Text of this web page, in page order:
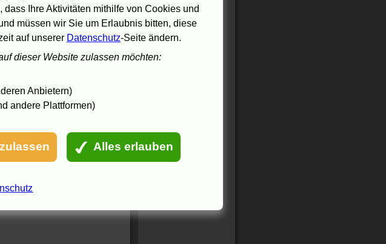
Ihre Aktivitäten mithilfe von Cookies und
müssen wir Sie um Erlaubnis bitten, diese
auf unserer Datenschutz-Seite ändern.
dieser Website zulassen möchten:
Anbietern)
andere Plattformen)
Alles erlauben